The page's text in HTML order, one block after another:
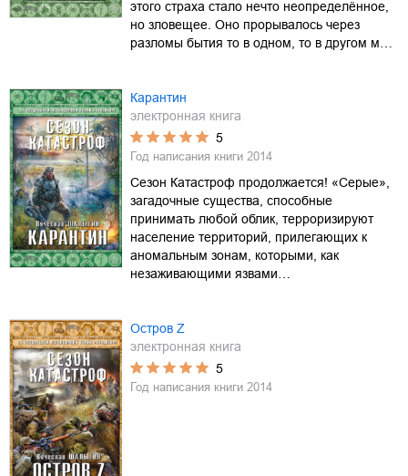
этого страха стало нечто неопределённое,
но зловещее. Оно прорывалось через
разломы бытия то в одном, то в другом м…
Карантин
электронная книга
5
Год написания книги 2014
Сезон Катастроф продолжается! «Серые»,
загадочные существа, способные
принимать любой облик, терроризируют
население территорий, прилегающих к
аномальным зонам, которыми, как
незаживающими язвами…
Остров Z
электронная книга
5
Год написания книги 2014